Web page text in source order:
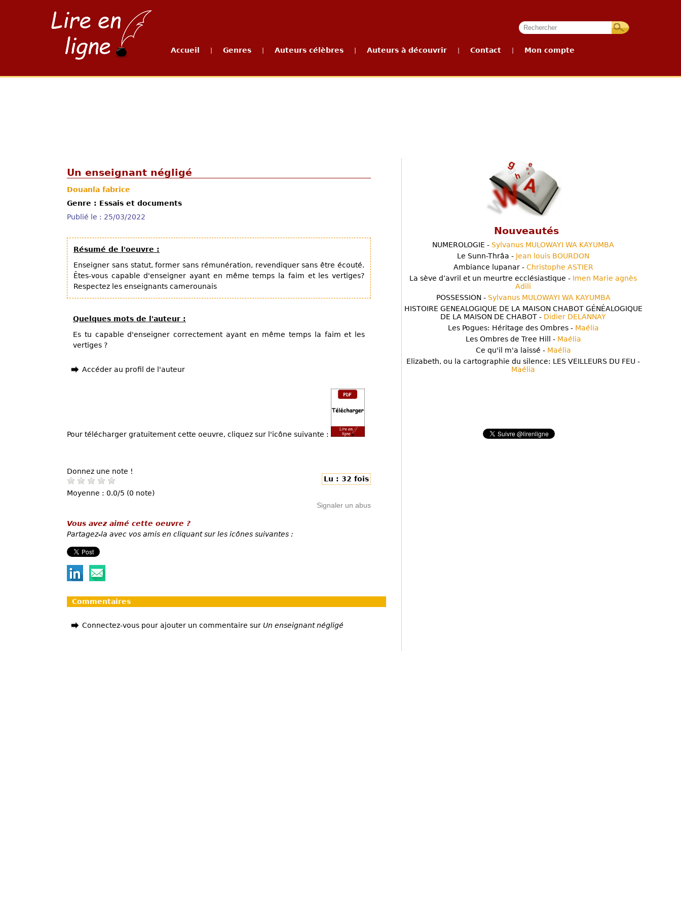
Accueil Genres Auteurs célèbres Auteurs à découvrir Contact Mon compte
Un enseignant négligé
Douanla fabrice
Genre : Essais et documents
Publié le : 25/03/2022
Résumé de l'oeuvre :
Enseigner sans statut, former sans rémunération, revendiquer sans être écouté.
Êtes-vous capable d'enseigner ayant en même temps la faim et les vertiges?
Respectez les enseignants camerounais
Quelques mots de l'auteur :
Es tu capable d'enseigner correctement ayant en même temps la faim et les
vertiges ?
Accéder au profil de l'auteur
Pour télécharger gratuitement cette oeuvre, cliquez sur l'icône suivante :
Donnez une note !
Moyenne : 0.0/5 (0 note)
Lu : 32 fois
Signaler un abus
Vous avez aimé cette oeuvre ?
Partagez-la avec vos amis en cliquant sur les icônes suivantes :
Commentaires
Connectez-vous pour ajouter un commentaire sur Un enseignant négligé
Nouveautés
NUMEROLOGIE - Sylvanus MULOWAYI WA KAYUMBA
Le Sunn-Thrâa - Jean louis BOURDON
Ambiance lupanar - Christophe ASTIER
La sève d’avril et un meurtre ecclésiastique - Imen Marie agnès
Adili
POSSESSION - Sylvanus MULOWAYI WA KAYUMBA
HISTOIRE GENEALOGIQUE DE LA MAISON CHABOT GÉNÉALOGIQUE
DE LA MAISON DE CHABOT - Didier DELANNAY
Les Pogues: Héritage des Ombres - Maélia
Les Ombres de Tree Hill - Maélia
Ce qu'il m'a laissé - Maélia
Elizabeth, ou la cartographie du silence: LES VEILLEURS DU FEU -
Maélia